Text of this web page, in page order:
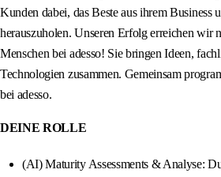
Kunden dabei, das Beste aus ihrem Business
herauszuholen. Unseren Erfolg erreichen wir
Menschen bei adesso! Sie bringen Ideen,
Technologien zusammen. Gemeinsam
bei adesso.
DEINE ROLLE
(AI) Maturity Assessments & Analyse: